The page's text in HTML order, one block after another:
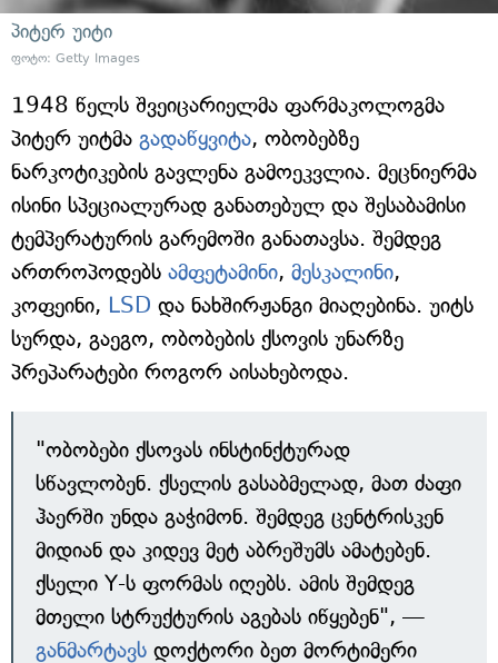
პიტერ უიტი
ფოტო: Getty Images
1948 წელს შვეიცარიელმა ფარმაკოლოგმა
პიტერ უიტმა გადაწყვიტა, ობობებზე
ნარკოტიკების გავლენა გამოეკვლია. მეცნიერმა
ისინი სპეციალურად განათებულ და შესაბამისი
ტემპერატურის გარემოში განათავსა. შემდეგ
ართროპოდებს ამფეტამინი, მესკალინი,
კოფეინი, LSD და ნახშირჟანგი მიაღებინა. უიტს
სურდა, გაეგო, ობობების ქსოვის უნარზე
პრეპარატები როგორ აისახებოდა.
"ობობები ქსოვას ინსტინქტურად
სწავლობენ. ქსელის გასაბმელად, მათ ძაფი
ჰაერში უნდა გაჭიმონ. შემდეგ ცენტრისკენ
მიდიან და კიდევ მეტ აბრეშუმს ამატებენ.
ქსელი Y-ს ფორმას იღებს. ამის შემდეგ
მთელი სტრუქტურის აგებას იწყებენ", —
განმარტავს დოქტორი ბეთ მორტიმერი